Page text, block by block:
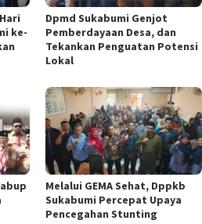
ke-
Dpmd Sukabumi Genjot
Pemberdayaan Desa, dan
Tekankan Penguatan Potensi
Lokal
Melalui GEMA Sehat, Dppkb
Sukabumi Percepat Upaya
Pencegahan Stunting